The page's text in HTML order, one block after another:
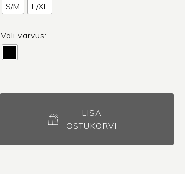
S/M L/XL
Vali värvus:
LISA
OSTUKORVI